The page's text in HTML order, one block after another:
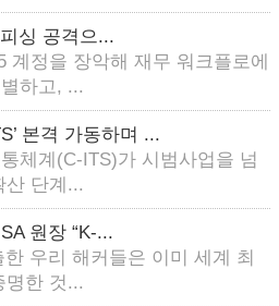
싱 공격으...
계정을 장악해 재무 워크플로에
하고, ...
본격 가동하며 ...
체계(C-ITS)가 시범사업을 넘
산 단계...
원장 “K-...
우리 해커들은 이미 세계 최
명한 것...